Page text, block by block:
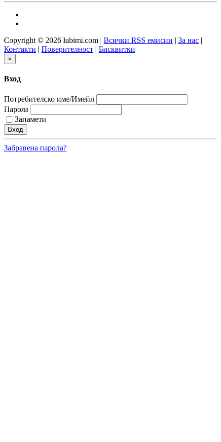
Copyright © 2026 lubimi.com | Всички RSS емисии | За нас |
Контакти | Поверителност | Бисквитки
×
Вход
Потребителско име/Имейл
Парола
Запамети
Забравена парола?